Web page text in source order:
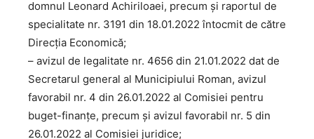
domnul Leonard Achiriloaei, precum și raportul de
specialitate nr. 3191 din 18.01.2022 întocmit de către
Direcția Economică;
– avizul de legalitate nr. 4656 din 21.01.2022 dat de
Secretarul general al Municipiului Roman, avizul
favorabil nr. 4 din 26.01.2022 al Comisiei pentru
buget-finanțe, precum și avizul favorabil nr. 5 din
26.01.2022 al Comisiei juridice;